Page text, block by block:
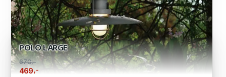
POLO LARGE
670,-
469,-